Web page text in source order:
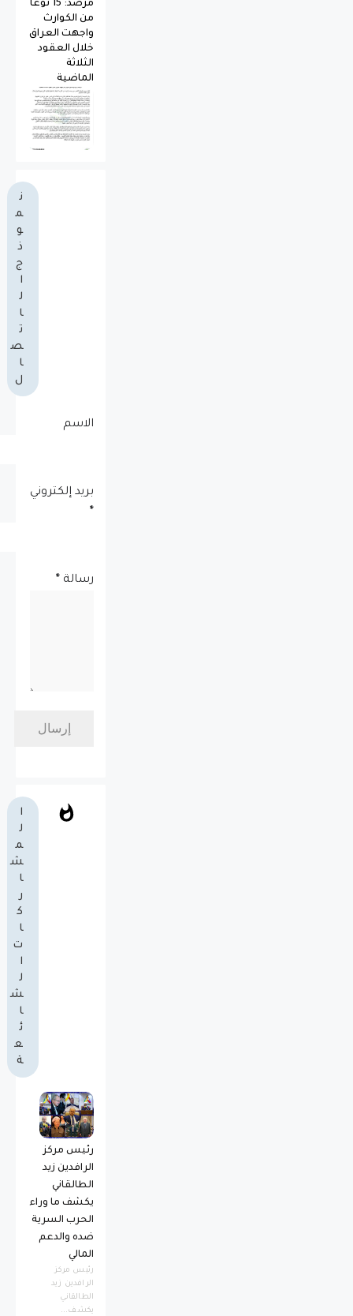
مرصد: 15 نوعاً
من الكوارث
واجهت العراق
خلال العقود
الثلاثة
الماضية
ن
م
و
ذ
ج
ا
ل
ا
ت
ص
ا
ل
الاسم
بريد إلكتروني
*
رسالة *
ا
ل
م
ش
ا
ر
ك
ا
ت
ا
ل
ش
ا
ئ
ع
ة
رئيس مركز
الرافدين زيد
الطالقاني
يكشف ما وراء
الحرب السرية
ضده والدعم
المالي
رئيس مركز
الرافدين زيد
الطالقاني
يكشف...